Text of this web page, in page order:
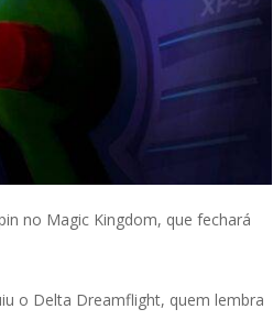
no Magic Kingdom, que fechará
o Delta Dreamflight, quem lembra